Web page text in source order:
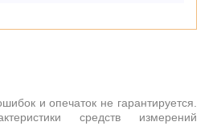
и опечаток не гарантируется.
средств измерений